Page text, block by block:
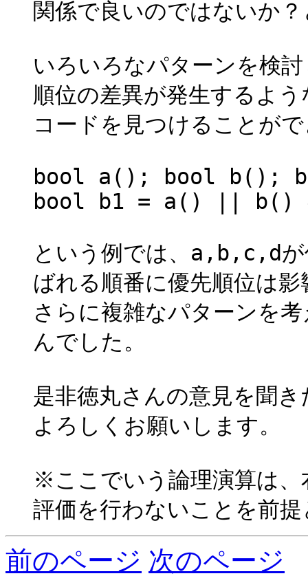
関係で良いのではないか
いろいろなパターンを検
順位の差異が発生するよう
コードを見つけることが
bool a(); bool b();
bool b1 = a() ||
という例では、a,b,c,d
ばれる順番に優先順位は
さらに複雑なパターンを
んでした。
是非徳丸さんの意見を聞
よろしくお願いします。
※ここでいう論理演算は、
評価を行わないことを前
前のページ 次のページ